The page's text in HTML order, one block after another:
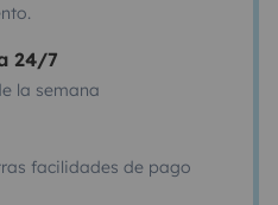
24/7
la semana
facilidades de pago